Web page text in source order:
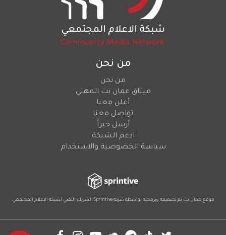
من نحن
من نحن
ميثاق عمان نت المهني
أعلن معنا
تواصل معنا
أرسل خبراً
ادعم الشبكة
سياسة الخصوصية والاستخدام
موقع عمان نت تم تصميمه وبرمجته بواسطة شركةSprintive الشريك التقني لشبكة الإعلام المجتمعي